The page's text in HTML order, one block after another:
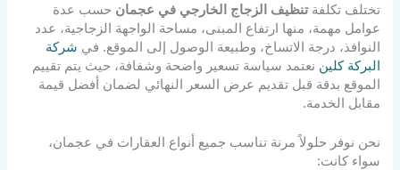
تختلف تكلفةتنظيف الزجاج الخارجي في عجمان حسب عدة
عوامل مهمة، منها ارتفاع المبنى، مساحة الواجهة الزجاجية، عدد
النوافذ، درجة الاتساخ، وطبيعة الوصول إلى الموقع. في شركة
البركة كلين نعتمد سياسة تسعير واضحة وشفافة، حيث يتم تقييم
الموقع بدقة قبل تقديم عرض السعر النهائي لضمان أفضل قيمة
مقابل الخدمة.
نحن نوفر حلولاً مرنة تناسب جميع أنواع العقارات في عجمان،
سواء كانت: